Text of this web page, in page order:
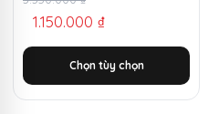
gốc
là:
3.350.000 ₫.
1.150.000 ₫
hiện
tại
là:
1.150.000 ₫.
Chọn tùy chọn